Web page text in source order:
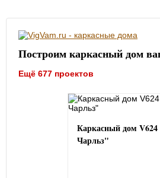
Построим каркасный дом
Ещё 677 проектов
Каркасный дом
Чарльз"